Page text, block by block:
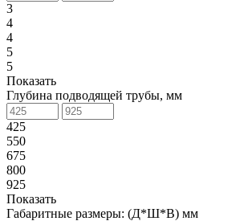
3
4
4
5
5
Показать
Глубина подводящей трубы, мм
425
550
675
800
925
Показать
Габаритные размеры: (Д*Ш*В) мм